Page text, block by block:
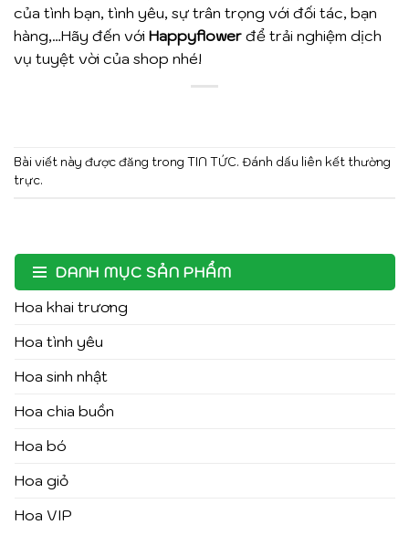
của tình bạn, tình yêu, sự trân trọng với đối tác, bạn
hàng,…Hãy đến với Happyflower để trải nghiệm dịch
vụ tuyệt vời của shop nhé!
Bài viết này được đăng trong TIN TỨC. Đánh dấu liên kết thường
trực.
DANH MỤC SẢN PHẨM
Hoa khai trương
Hoa tình yêu
Hoa sinh nhật
Hoa chia buồn
Hoa bó
Hoa giỏ
Hoa VIP